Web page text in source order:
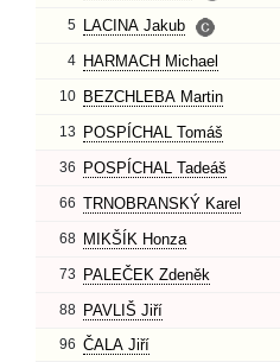
5 LACINA Jakub
4 HARMACH Michael
10 BEZCHLEBA Martin
13 POSPÍCHAL Tomáš
36 POSPÍCHAL Tadeáš
66 TRNOBRANSKÝ Karel
68 MIKŠÍK Honza
73 PALEČEK Zdeněk
88 PAVLIŠ Jiří
96 ČALA Jiří